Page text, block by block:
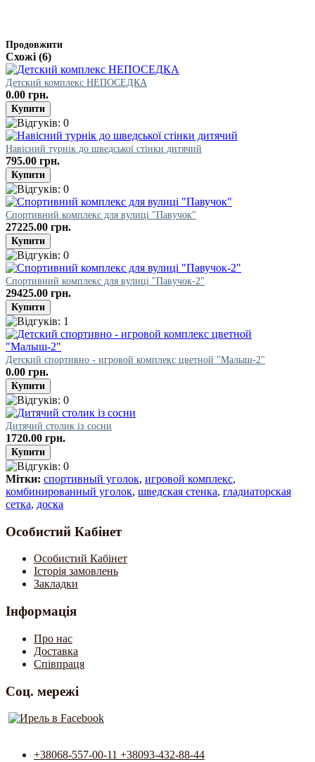
Продовжити
Схожі (6)
Детский комплекс НЕПОСЕДКА
0.00 грн.
Навісний турнік до шведської стінки дитячий
795.00 грн.
Спортивний комплекс для вулиці "Павучок"
27225.00 грн.
Спортивний комплекс для вулиці "Павучок-2"
29425.00 грн.
Детский спортивно - игровой комплекс цветной "Малыш-2"
0.00 грн.
Дитячий столик із сосни
1720.00 грн.
Мітки: спортивный уголок, игровой комплекс,
комбинированный уголок, шведская стенка, гладиаторская
сетка, доска
Особистий Кабінет
Особистий Кабінет
Історія замовлень
Закладки
Інформація
Про нас
Доставка
Співпраця
Соц. мережі
+38068-557-00-11 +38093-432-88-44